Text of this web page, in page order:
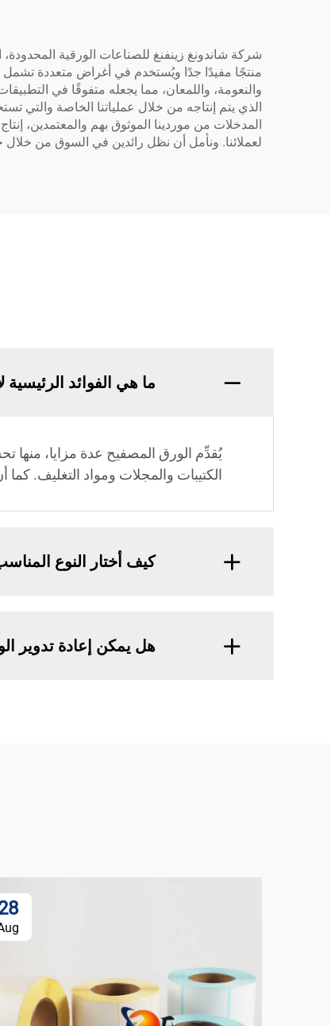
منتجًا مفيدًا جدًا ويُستخدم في أغراض متعددة تشمل
والنعومة، واللمعان، مما يجعله متفوقًا في
الذي يتم إنتاجه من خلال عملياتنا الخاصة والتي
المدخلات من موردينا الموثوق بهم والمعتمدين،
لعملائنا. ونأمل أن نظل رائدين في السوق من خلال
ما هي الفوائد
يُقدِّم الورق المصفيح عدة مزايا، منها
الكتيبات والمجلات ومواد التغليف.
كيف أختار النوع
هل يمكن إعادة تدوير